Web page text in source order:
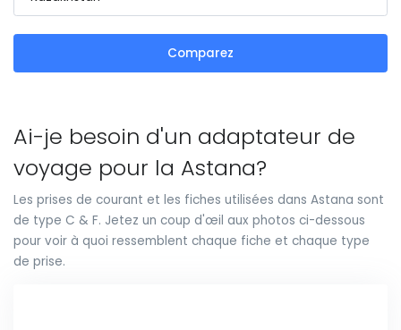
Comparez
Ai-je besoin d'un adaptateur de
voyage pour la Astana?
Les prises de courant et les fiches utilisées dans Astana sont
de type C & F. Jetez un coup d'œil aux photos ci-dessous
pour voir à quoi ressemblent chaque fiche et chaque type
de prise.